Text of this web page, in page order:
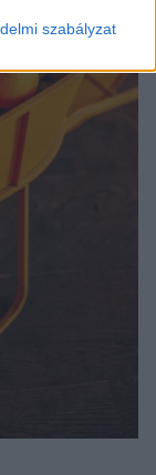
szabályzat